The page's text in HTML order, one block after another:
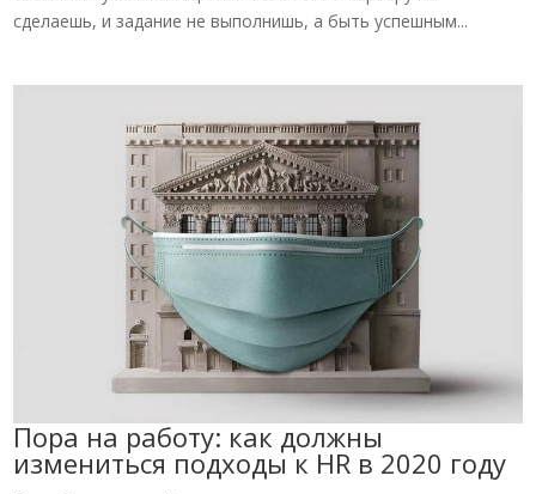
сделаешь, и задание не выполнишь, а быть успешным...
Пора на работу: как должны
измениться подходы к HR в 2020 году